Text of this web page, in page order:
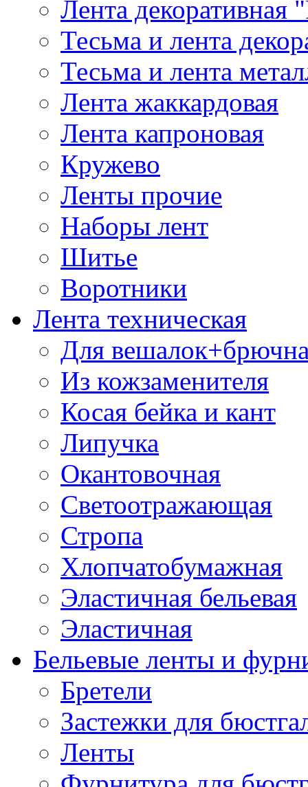
Лента декоративная
Тесьма и лента
Тесьма и лента
Лента жаккардовая
Лента капроновая
Кружево
Ленты прочие
Наборы лент
Шитье
Воротники
Лента техническая
Для
Из кожзаменителя
Косая бейка и кант
Липучка
Окантовочная
Светоотражающая
Стропа
Хлопчатобумажная
Эластичная бельевая
Эластичная
Бельевые ленты и
Бретели
Застежки для
Ленты